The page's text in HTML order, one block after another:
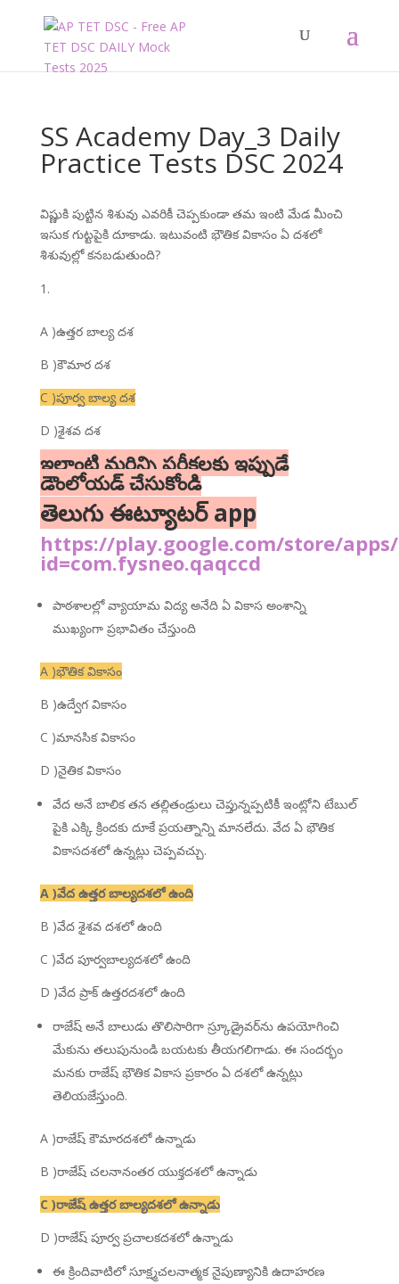
SS Academy Day_3 Daily
Practice Tests DSC 2024
విష్ణుకి పుట్టిన శిశువు ఎవరికీ చెప్పకుండా తమ ఇంటి మేడ మీంచి
ఇసుక గుట్టపైకి దూకాడు. ఇటువంటి భౌతిక వికాసం ఏ దశలో
శిశువుల్లో కనబడుతుంది?
A )ఉత్తర బాల్య దశ
B )కౌమార దశ
C )పూర్వ బాల్య దశ
D )శైశవ దశ
ఇలాంటి మరిన్ని పరీక్షలకు ఇప్పుడే
డౌంలోయడ్ చేసుకోండి
తెలుగు ఈట్యూటర్ app
https://play.google.com/store/
id=com.fysneo.qaqccd
పాఠశాలల్లో వ్యాయామ విద్య అనేది ఏ వికాస అంశాన్ని
ముఖ్యంగా ప్రభావితం చేస్తుంది
A )భౌతిక వికాసం
B )ఉద్వేగ వికాసం
C )మానసిక వికాసం
D )నైతిక వికాసం
వేద అనే బాలిక తన తల్లితండ్రులు చెప్తున్నప్పటికీ ఇంట్లోని టేబుల్
పైకి ఎక్కి క్రిందకు దూకే ప్రయత్నాన్ని మానలేదు. వేద ఏ భౌతిక
వికాసదశలో ఉన్నట్లు చెప్పవచ్చు.
A )వేద ఉత్తర బాల్యదశలో ఉంది
B )వేద శైశవ దశలో ఉంది
C )వేద పూర్వబాల్యదశలో ఉంది
D )వేద ప్రాక్ ఉత్తరదశలో ఉంది
రాజేష్ అనే బాలుడు తొలిసారిగా స్ర్కూడ్రైవర్‌ను ఉపయోగించి
మేకును తలుపునుండి బయటకు తీయగలిగాడు. ఈ సందర్భం
మనకు రాజేష్ భౌతిక వికాస ప్రకారం ఏ దశలో ఉన్నట్లు
తెలియజేస్తుంది.
A )రాజేష్ కౌమారదశలో ఉన్నాడు
B )రాజేష్ చలనానంతర యుక్తదశలో ఉన్నాడు
C )రాజేష్ ఉత్తర బాల్యదశలో ఉన్నాడు
D )రాజేష్ పూర్వ ప్రచాలకదశలో ఉన్నాడు
ఈ క్రిందివాటిలో సూక్ష్మచలనాత్మక నైపుణ్యానికి ఉదాహరణ